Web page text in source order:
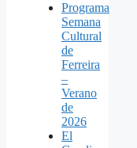
Programa
Semana
Cultural
de
Ferreira
–
Verano
de
2026
El